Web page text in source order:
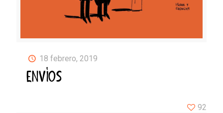
18 febrero, 2019
ENVÍOS
92